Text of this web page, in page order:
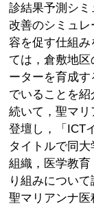
診結果予測シ
改善のシミュ
容を促す仕組
ては，倉敷地
ーターを育成す
でいることを紹
続いて，聖マ
登壇し，「ICT
タイトルで同
組織，医学教
り組みについて
聖マリアンナ医